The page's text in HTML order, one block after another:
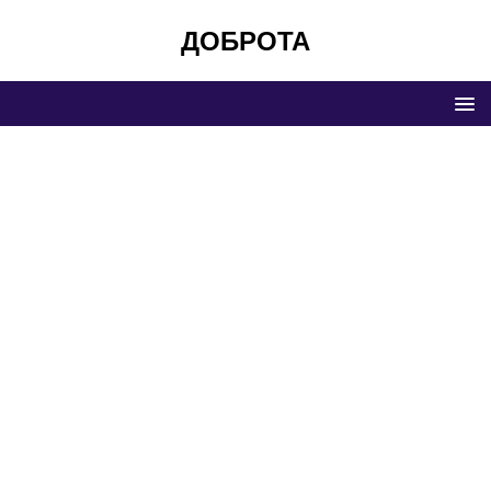
ДОБРОТА